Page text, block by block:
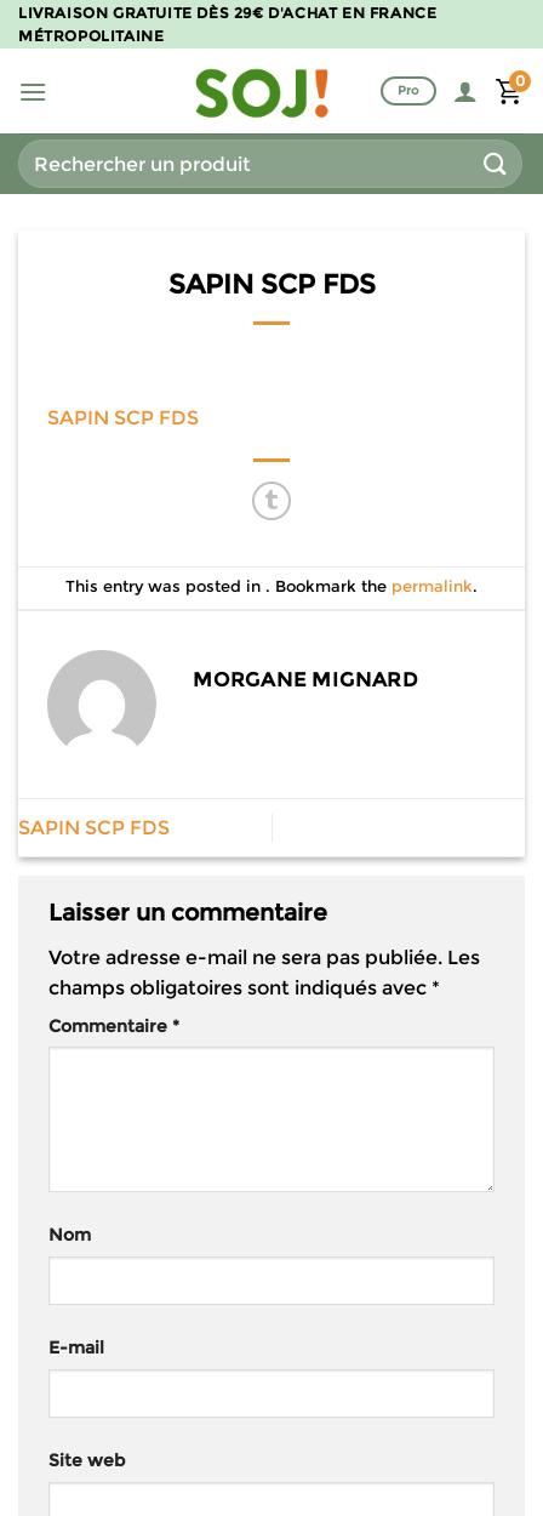
Passer
au
LIVRAISON GRATUITE DÈS 29€ D'ACHAT EN FRANCE
MÉTROPOLITAINE
Pro
0
Recherche
pour :
SAPIN SCP FDS
SAPIN SCP FDS
This entry was posted in . Bookmark the permalink.
MORGANE MIGNARD
SAPIN SCP FDS
Laisser un commentaire
Votre adresse e-mail ne sera pas publiée. Les
champs obligatoires sont indiqués avec *
Commentaire *
Nom
E-mail
Site web